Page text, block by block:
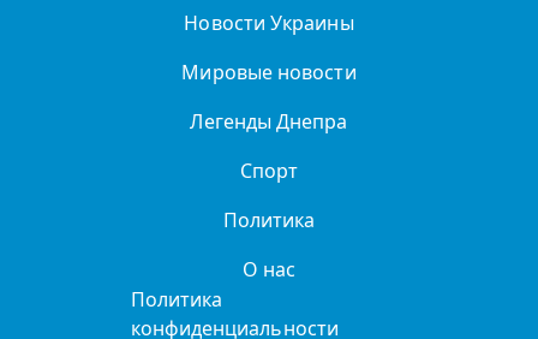
Новости Украины
Мировые новости
Легенды Днепра
Спорт
Политика
О нас
Политика
конфиденциальности